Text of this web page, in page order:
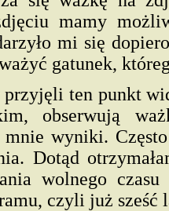
mamy
mi się
gatunek,
ten punkt
obserwują
mnie wyniki.
Dotąd
wolnego
czyli już